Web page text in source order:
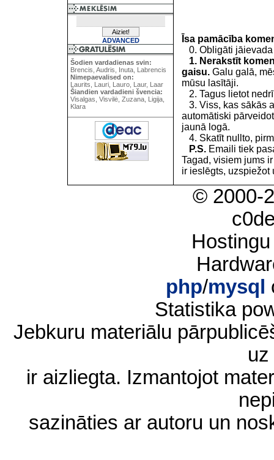
ADVANCED
Šodien vardadienas svin:
Brencis, Audris, Inuta, Labrencis
Nimepaevalised on:
Laurits, Lauri, Lauro, Laur, Laar
Šiandien vardadieni švencia:
Visalgas, Visvilė, Zuzana, Ligija,
Klara
Īsa pamācība
0. Obligāti jāievada
1. Nerakstīt
gaisu. Galu galā,
mūsu lasītāji.
2. Tagus lietot
3. Viss, kas sākās
automātiski
jaunā logā.
4. Skatīt nullto,
P.S. Emaili tiek
Tagad, visiem jums
ir ieslēgts, uzspiežot
© 2000-
php/mysql
Statistika
Jebkuru materiālu
ir aizliegta. Izmantojot
sazināties ar autoru un